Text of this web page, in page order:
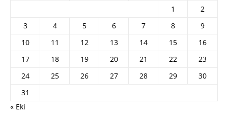
1
2
3
4 5 6 7 8
9
10
11 12 13 14 15
16
17
18 19 20 21 22
23
24
25 26 27 28 29
30
31
« Eki